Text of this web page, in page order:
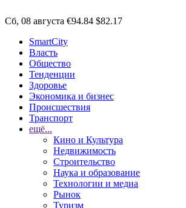
Сб, 08 августа €94.84 $82.17
SmartCity
Власть
Общество
Тенденции
Здоровье
Экономика и бизнес
Происшествия
Транспорт
ещё...
Кино и Культура
Недвижимость
Строительство
Наука и образование
Технологии и медиа
Рынок
Туризм